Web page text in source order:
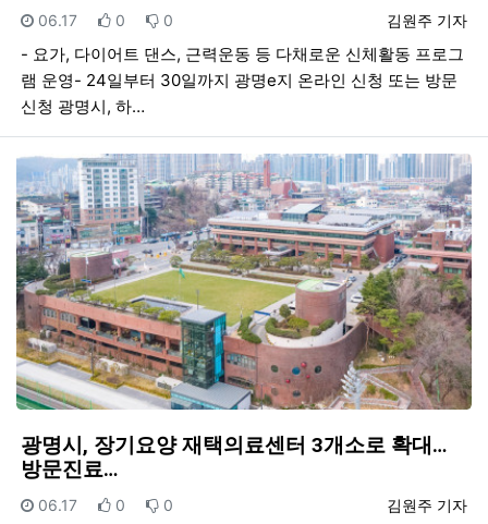
등록자
김원주 기자
등록일
06.17 추천
0 비추천
0
- 요가, 다이어트 댄스, 근력운동 등 다채로운 신체활동 프로그
램 운영- 24일부터 30일까지 광명e지 온라인 신청 또는 방문
신청 광명시, 하…
광명시, 장기요양 재택의료센터 3개소로 확대…
방문진료…
등록자
김원주 기자
등록일
06.17 추천
0 비추천
0